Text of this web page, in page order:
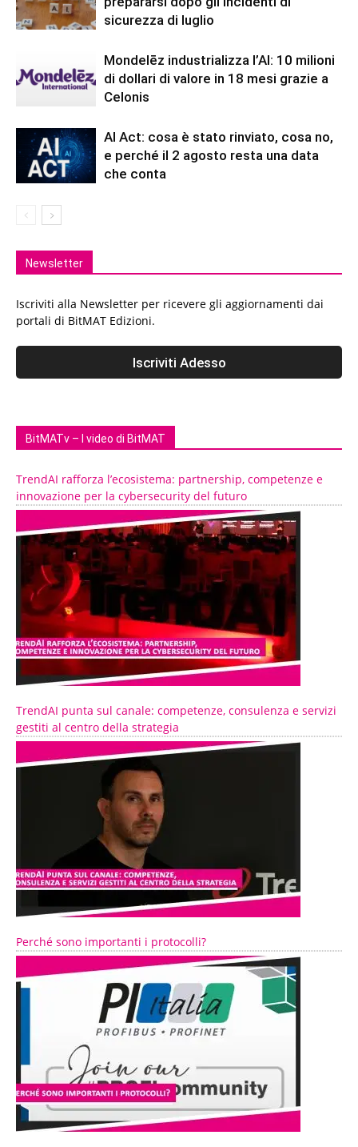
sicurezza di luglio
Mondelēz industrializza l’AI: 10 milioni
di dollari di valore in 18 mesi grazie a
Celonis
AI Act: cosa è stato rinviato, cosa no,
e perché il 2 agosto resta una data
che conta
Newsletter
Iscriviti alla Newsletter per ricevere gli aggiornamenti dai
portali di BitMAT Edizioni.
BitMATv – I video di BitMAT
TrendAI rafforza l’ecosistema: partnership, competenze e
innovazione per la cybersecurity del futuro
TrendAI punta sul canale: competenze, consulenza e servizi
gestiti al centro della strategia
Perché sono importanti i protocolli?